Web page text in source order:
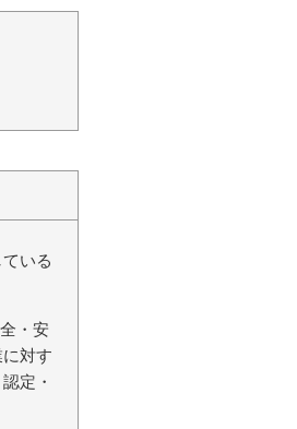
いる
・安
対す
定・